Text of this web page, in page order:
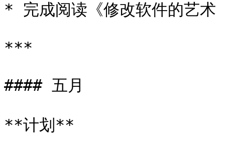
* 完成阅读《修改软件的艺术
***
#### 五月
**计划**